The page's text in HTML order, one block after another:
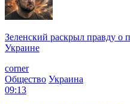
Зеленский раскрыл правду о
Украине
corner
Общество Украина
09:13